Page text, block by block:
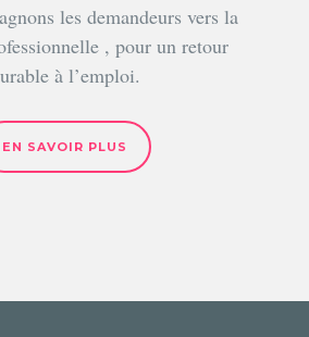
les demandeurs vers la
, pour un retour
à l’emploi.
EN SAVOIR PLUS